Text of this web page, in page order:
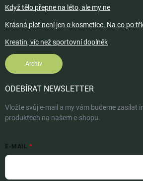
Když tělo přepne na léto, ale my ne
Krásná pleť není jen o kosmetice. Na co po
Kreatin, víc než sportovní doplněk
Archiv
ODEBÍRAT NEWSLETTER
Vložte svůj e-mail a my vám budeme zasílat
produktech na našem e-shopu.
E-MAIL